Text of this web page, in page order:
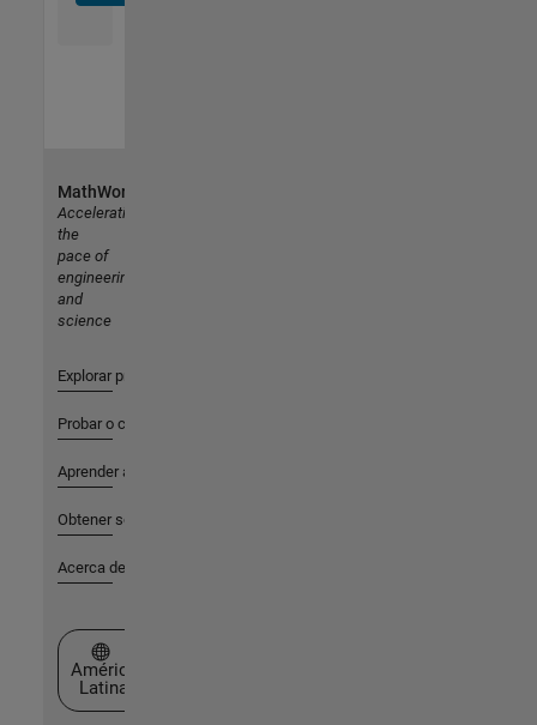
MathWorks
Accelerating
the
pace of
engineering
and
science
Explorar productos
Probar o comprar
Aprender a utilizar
Obtener soporte
Acerca de MathWorks
Seleccione un país/idioma
América
Latina